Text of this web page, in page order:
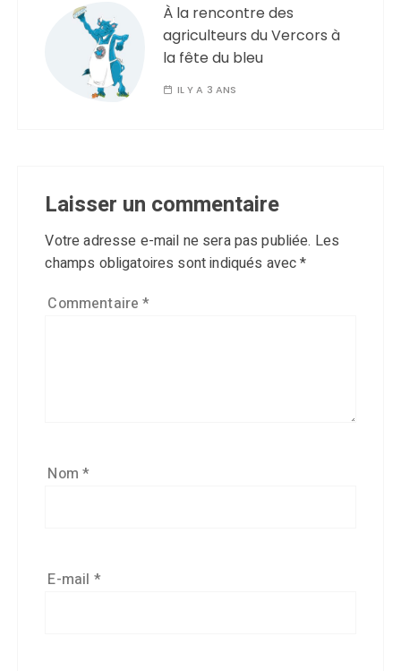
À la rencontre des
agriculteurs du Vercors à
la fête du bleu
IL Y A 3 ANS
Laisser un commentaire
Votre adresse e-mail ne sera pas publiée. Les
champs obligatoires sont indiqués avec*
Commentaire*
Nom*
E-mail *